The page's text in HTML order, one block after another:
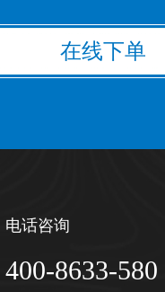
在线下单
电话咨询
400-8633-580